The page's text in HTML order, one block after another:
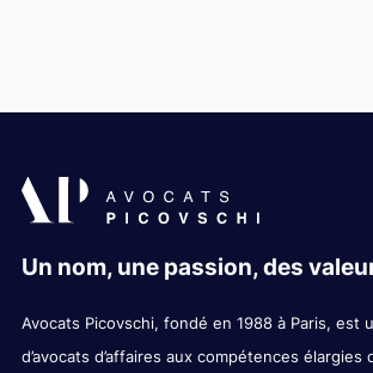
Un nom, une passion, des
Avocats Picovschi, fondé en 1988 à Paris, est
d’avocats d’affaires aux compétences élargies